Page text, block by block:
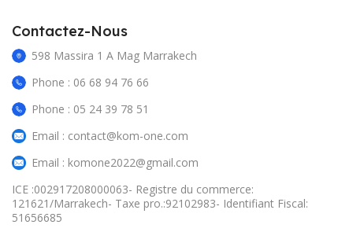
Contactez-Nous
598 Massira 1 A Mag Marrakech
Phone : 06 68 94 76 66
Phone : 05 24 39 78 51
Email : contact@kom-one.com
Email : komone2022@gmail.com
ICE :002917208000063- Registre du commerce:
121621/Marrakech- Taxe pro.:92102983- Identifiant Fiscal:
51656685